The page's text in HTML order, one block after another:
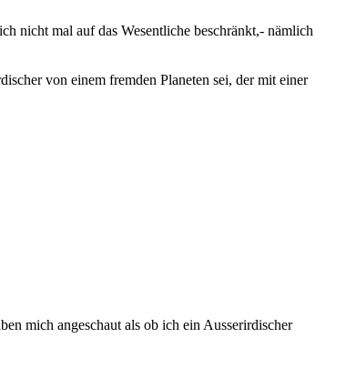
nicht mal auf das Wesentliche beschränkt,- nämlich
von einem fremden Planeten sei, der mit einer
mich angeschaut als ob ich ein Ausserirdischer